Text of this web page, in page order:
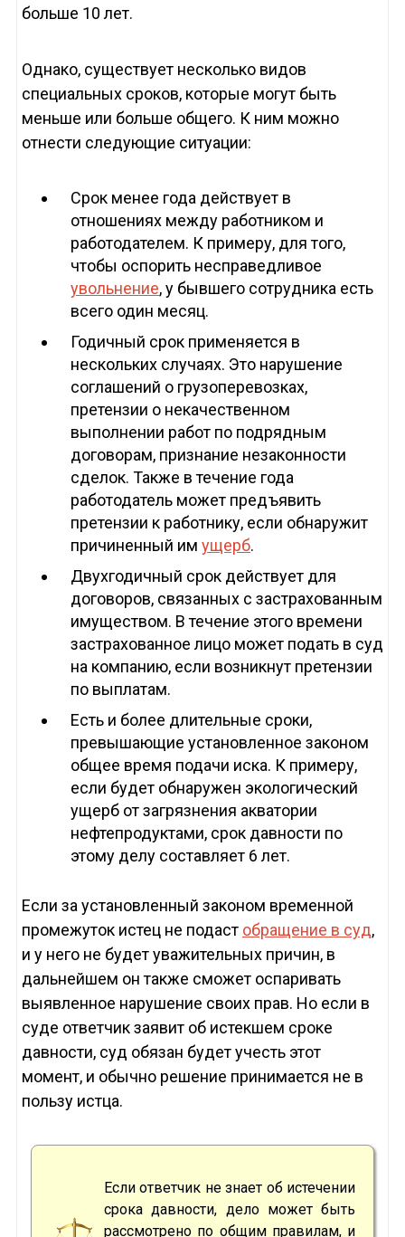
больше 10 лет.
Однако, существует несколько видов
специальных сроков, которые могут быть
меньше или больше общего. К ним можно
отнести следующие ситуации:
Срок менее года действует в
отношениях между работником и
работодателем. К примеру, для того,
чтобы оспорить несправедливое
увольнение, у бывшего сотрудника есть
всего один месяц.
Годичный срок применяется в
нескольких случаях. Это нарушение
соглашений о грузоперевозках,
претензии о некачественном
выполнении работ по подрядным
договорам, признание незаконности
сделок. Также в течение года
работодатель может предъявить
претензии к работнику, если обнаружит
причиненный им ущерб.
Двухгодичный срок действует для
договоров, связанных с застрахованным
имуществом. В течение этого времени
застрахованное лицо может подать в суд
на компанию, если возникнут претензии
по выплатам.
Есть и более длительные сроки,
превышающие установленное законом
общее время подачи иска. К примеру,
если будет обнаружен экологический
ущерб от загрязнения акватории
нефтепродуктами, срок давности по
этому делу составляет 6 лет.
Если за установленный законом временной
промежуток истец не подаст обращение в суд,
и у него не будет уважительных причин, в
дальнейшем он также сможет оспаривать
выявленное нарушение своих прав. Но если в
суде ответчик заявит об истекшем сроке
давности, суд обязан будет учесть этот
момент, и обычно решение принимается не в
пользу истца.
Если ответчик не знает об истечении
срока давности, дело может быть
рассмотрено по общим правилам, и